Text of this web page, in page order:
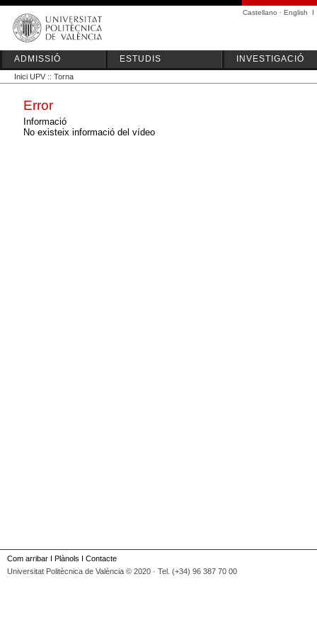
Castellano · English I
ADMISSIÓ ESTUDIS INVESTIGACIÓ
Inici UPV :: Torna
Error
Informació
No existeix informació del vídeo
Com arribar I Plànols I Contacte
Universitat Politècnica de València © 2020 · Tel. (+34) 96 387 70 00